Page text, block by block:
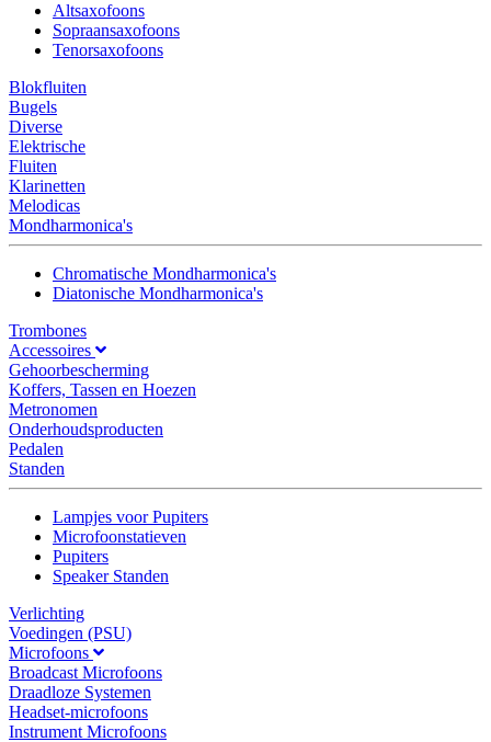
Altsaxofoons
Sopraansaxofoons
Tenorsaxofoons
Blokfluiten
Bugels
Diverse
Elektrische
Fluiten
Klarinetten
Melodicas
Mondharmonica's
Chromatische Mondharmonica's
Diatonische Mondharmonica's
Trombones
Accessoires
Gehoorbescherming
Koffers, Tassen en Hoezen
Metronomen
Onderhoudsproducten
Pedalen
Standen
Lampjes voor Pupiters
Microfoonstatieven
Pupiters
Speaker Standen
Verlichting
Voedingen (PSU)
Microfoons
Broadcast Microfoons
Draadloze Systemen
Headset-microfoons
Instrument Microfoons